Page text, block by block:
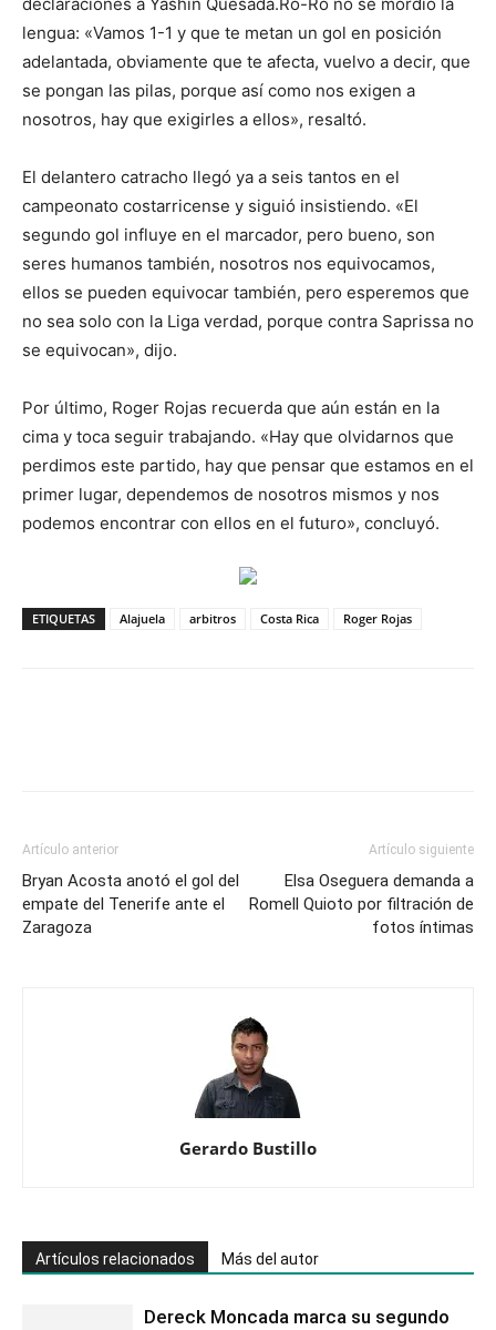
lengua: «Vamos 1-1 y que te metan un gol en posición
adelantada, obviamente que te afecta, vuelvo a decir, que
se pongan las pilas, porque así como nos exigen a
nosotros, hay que exigirles a ellos», resaltó.
El delantero catracho llegó ya a seis tantos en el
campeonato costarricense y siguió insistiendo. «El
segundo gol influye en el marcador, pero bueno, son
seres humanos también, nosotros nos equivocamos,
ellos se pueden equivocar también, pero esperemos que
no sea solo con la Liga verdad, porque contra Saprissa no
se equivocan», dijo.
Por último, Roger Rojas recuerda que aún están en la
cima y toca seguir trabajando. «Hay que olvidarnos que
perdimos este partido, hay que pensar que estamos en el
primer lugar, dependemos de nosotros mismos y nos
podemos encontrar con ellos en el futuro», concluyó.
ETIQUETAS Alajuela arbitros Costa Rica Roger Rojas
Artículo anterior
Bryan Acosta anotó el gol del
empate del Tenerife ante el
Zaragoza
Artículo siguiente
Elsa Oseguera demanda a
Romell Quioto por filtración de
fotos íntimas
Gerardo Bustillo
Artículos relacionados Más del autor
Dereck Moncada marca su segundo